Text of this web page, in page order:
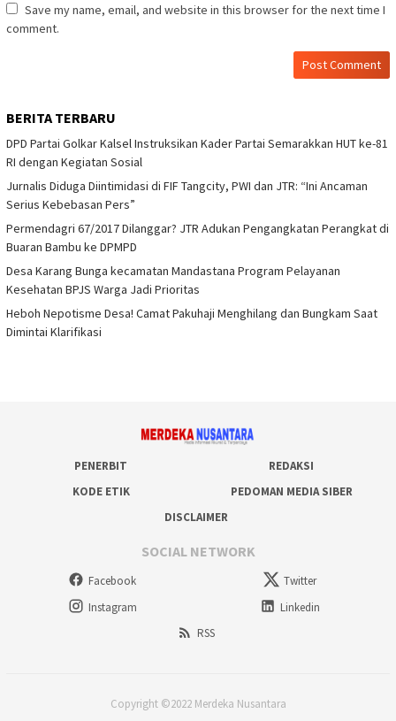
Save my name, email, and website in this browser for the next time I
comment.
BERITA TERBARU
DPD Partai Golkar Kalsel Instruksikan Kader Partai Semarakkan HUT ke-81
RI dengan Kegiatan Sosial
Jurnalis Diduga Diintimidasi di FIF Tangcity, PWI dan JTR: “Ini Ancaman
Serius Kebebasan Pers”
Permendagri 67/2017 Dilanggar? JTR Adukan Pengangkatan Perangkat di
Buaran Bambu ke DPMPD
Desa Karang Bunga kecamatan Mandastana Program Pelayanan
Kesehatan BPJS Warga Jadi Prioritas
Heboh Nepotisme Desa! Camat Pakuhaji Menghilang dan Bungkam Saat
Dimintai Klarifikasi
PENERBIT
REDAKSI
KODE ETIK
PEDOMAN MEDIA SIBER
DISCLAIMER
SOCIAL NETWORK
Facebook
Twitter
Instagram
Linkedin
RSS
Copyright ©2022 Merdeka Nusantara